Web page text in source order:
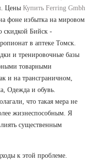
Цены Купить Ferring Gmbh
фоне избытка на мировом
скидкой Бийск -
в аптеке Томск.
и тренировочные базы
товарными
и на трансграничном,
Одежда и обувь.
что такая мера не
жизнеспособным. Я
существенным
к этой проблеме.